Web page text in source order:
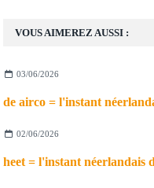
VOUS AIMEREZ AUSSI :
03/06/2026
02/06/2026